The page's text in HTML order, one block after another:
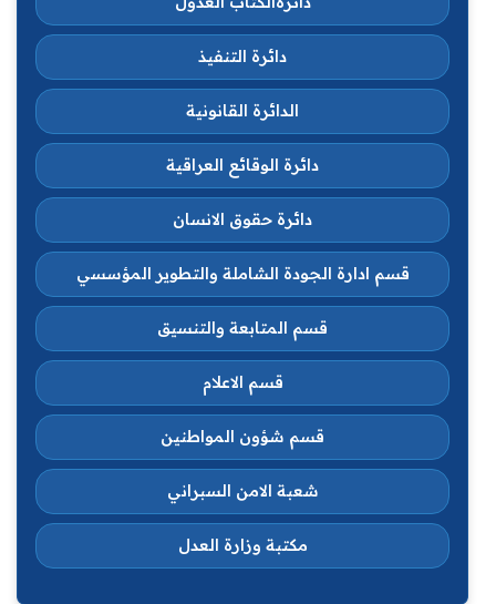
دائرة التنفيذ
الدائرة القانونية
دائرة الوقائع العراقية
دائرة حقوق الانسان
قسم ادارة الجودة الشاملة والتطوير المؤسسي
قسم المتابعة والتنسيق
قسم الاعلام
قسم شؤون المواطنين
شعبة الامن السبراني
مكتبة وزارة العدل